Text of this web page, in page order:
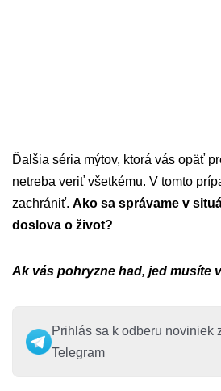
Ďalšia séria mýtov, ktorá vás opäť
netreba veriť všetkému. V tomto
zachrániť. Ako sa správame v
doslova o život?
Ak vás pohryzne had, jed musíte
Prihlás sa k odberu noviniek
Telegram